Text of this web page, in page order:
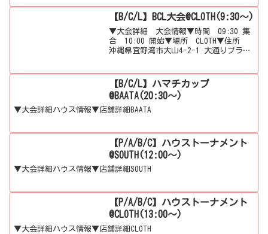
【B/C/L】BCL大会@CLOTH(9:30～)
▼大会詳細 大会情報▼時間 09:30 集
合 10:00 開始▼場所 CLOTH▼住所
沖縄県宜野湾市大山4-2-1 大通りプラザ
【B/C/L】ハマチカップ
@BAATA(20:30～)
▼大会詳細ハウス情報▼店舗詳細BAATA
【P/A/B/C】ハウストーナメント
@SOUTH(12:00～)
▼大会詳細ハウス情報▼店舗詳細SOUTH
【P/A/B/C】ハウストーナメント
@CLOTH(13:00～)
▼大会詳細ハウス情報▼店舗詳細CLOTH